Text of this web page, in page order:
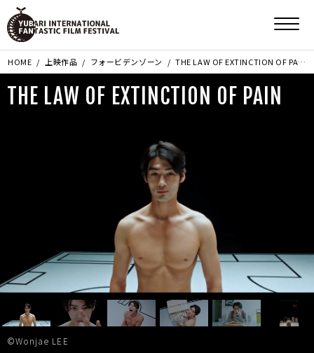
HOME 上映作品 フォービデンゾーン THE LAW OF EXTINCTION OF PAIN
THE LAW OF EXTINCTION OF PAIN
©Wonjae LEE